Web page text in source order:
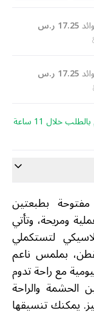
17.25 ر.س
17.25 ر.س
مفتوحة بطبعتين
ومريحة، وتأتي
لتستكملي
بملمس ناعم
مع راحة تدوم
الحشمة والراحة
يمكنك تنسيقها